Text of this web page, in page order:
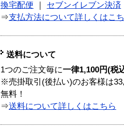
換宅配便
セブンイレブン決済
⇒支払方法について詳しくはこ
送料について
1つのご注文毎に一律1,100円(税
※売掛取引(後払い)のお客様は
無料！
⇒送料について詳しくはこちら